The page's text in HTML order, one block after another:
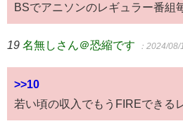
BSでアニソンのレギュラー番組
19 名無しさん＠恐縮です ：2024/
>>10
若い頃の収入でもうFIREできる